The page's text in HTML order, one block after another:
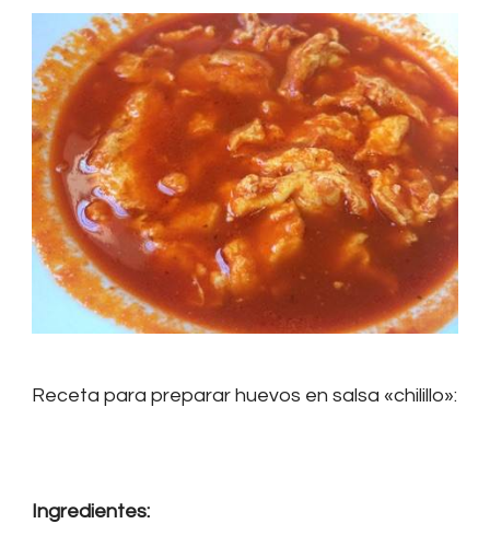
salsa
«chilillo»
Receta para preparar huevos en salsa «chilillo»:
Ingredientes: